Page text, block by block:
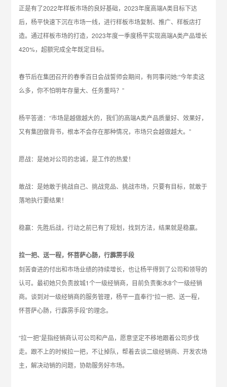
正是有了2022年样板市场的良好基础，2023年度高端A类目标下达
后，杨平快速下沉在市场一线，进行样板市场复制、推广、样板店打
造。通过样板市场的打造，2023年度一季度杨平实现高端A类产品增长
420%，超额完成全年既定目标。
春节后在集团召开的春季百日会战誓师会期间，有同事问她:“今年卖这
么多，你不怕明年存量大、任务重吗？”
杨平答道：“市场是越做越大的，我们的高端A类产品质量好、效果好，
又有集团做背书，根本不会存在那种情况，市场只会越做越大。”
愿战：是她对公司的忠诚，是工作的热爱！
敢战：是她敢于挑战自己、挑战竞品、挑战市场，只要有目标，就敢于
落地执行要结果！
稳赢：先胜后战，行动之前已有了规划，找到方法，结果就是稳赢。
拉一把、送一程，怀菩萨心肠，行霹雳手段
刻苦奋进的付出和市场业绩的持续增长，也让杨平得到了公司和领导的
认可。最初她只负责故城1个一级经销商，目前负责衡水8个一级经销
商。谈到对一级经销商的服务管理，杨平一直奉行“拉一把、送一程，
怀菩萨心肠，行霹雳手段”的理念。
“拉一把”是指经销商认可公司和产品，愿意坚定不移地跟着公司步伐
走。跟不上的时候拉一把，不让掉队，帮着去谈二级经销商、开发农场
主，解决动销的问题，协助服务好市场。